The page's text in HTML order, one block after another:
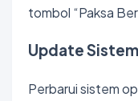
tombol “Paksa
Update
Perbarui sistem